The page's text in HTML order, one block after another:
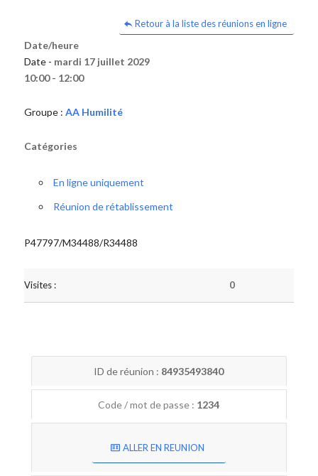
Retour à la liste des réunions en ligne
Date/heure
Date - mardi 17 juillet 2029
10:00 - 12:00
Groupe : AA Humilité
Catégories
En ligne uniquement
Réunion de rétablissement
P47797/M34488/R34488
Visites : 0
ID de réunion : 84935493840
Code / mot de passe : 1234
ALLER EN REUNION